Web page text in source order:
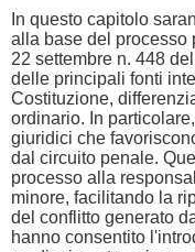
In questo capitolo
alla base del processo
22 settembre n. 448
delle principali fonti
Costituzione,
ordinario. In
giuridici che
dal circuito penale.
processo alla
minore, facilitando la
del conflitto generato
hanno consentito